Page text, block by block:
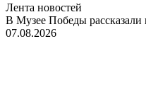
Лента новостей
В Музее Победы рассказали
07.08.2026